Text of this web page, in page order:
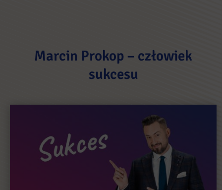
Marcin Prokop – człowiek
sukcesu